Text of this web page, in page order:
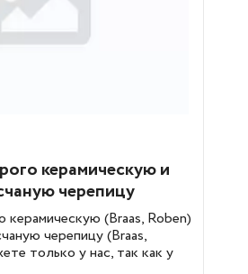
керамическую и
черепицу
керамическую (Braas, Roben)
черепицу (Braas,
только у нас, так как у